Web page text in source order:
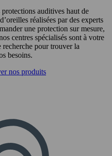
auditives haut de
réalisées par des experts
une protection sur mesure,
centres spécialisés sont à votre
pour trouver la
besoins.
nos produits